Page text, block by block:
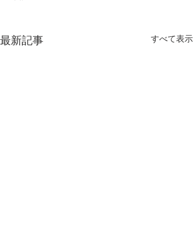
最新記事 すべて表示